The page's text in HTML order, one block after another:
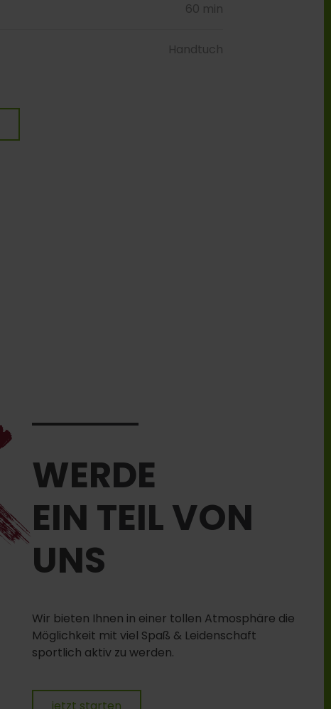
60 min
Handtuch
WERDE
EIN TEIL VON
UNS
Wir bieten Ihnen in einer tollen Atmosphäre die
Möglichkeit mit viel Spaß & Leidenschaft
sportlich aktiv zu werden.
jetzt starten